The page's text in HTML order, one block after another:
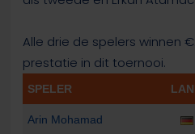
Alle drie de spelers winnen
prestatie in dit toernooi.
SPELER
Arin Mohamad